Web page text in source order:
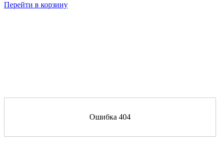
Перейти в корзину
Ошибка 404